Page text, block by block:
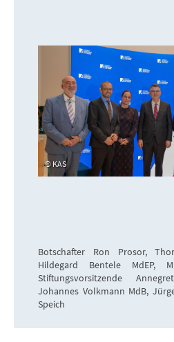
KAS
Botschafter Ron Prosor,
Hildegard Bentele MdEP,
Stiftungsvorsitzende
Johannes Volkmann MdB,
Speich